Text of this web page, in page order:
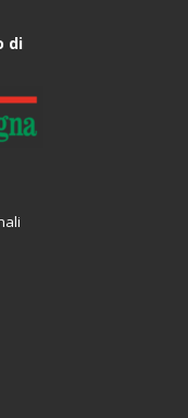
di